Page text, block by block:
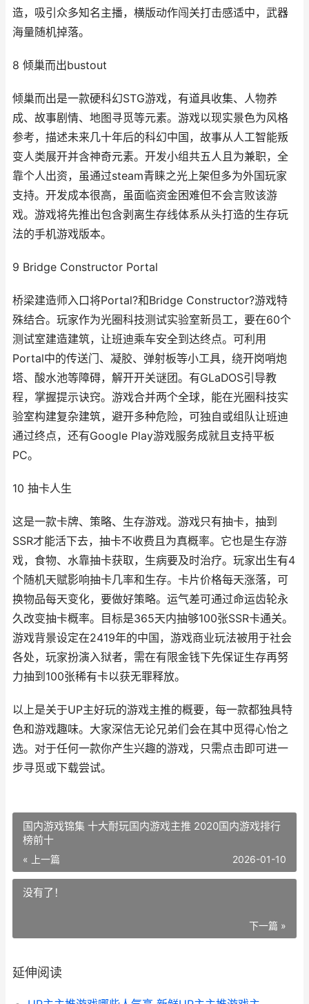
造，吸引众多知名主播，横版动作闯关打击感适中，武器
海量随机掉落。
8 倾巢而出bustout
倾巢而出是一款硬科幻STG游戏，有道具收集、人物养
成、故事剧情、地图寻觅等元素。游戏以现实景色为风格
参考，描述未来几十年后的科幻中国，故事从人工智能叛
变人类展开并含神奇元素。开发小组共五人且为兼职，全
靠个人出资，虽通过steam青睐之光上架但多为外国玩家
支持。开发成本很高，虽面临资金困难但不会言败该游
戏。游戏将先推出包含剥离生存线体系从头打造的生存玩
法的手机游戏版本。
9 Bridge Constructor Portal
桥梁建造师入口将Portal?和Bridge Constructor?游戏特
殊结合。玩家作为光圈科技测试实验室新员工，要在60个
测试室建造建筑，让班迪乘车安全到达终点。可利用
Portal中的传送门、凝胶、弹射板等小工具，绕开岗哨炮
塔、酸水池等障碍，解开开关谜团。有GLaDOS引导教
程，掌握提示诀窍。游戏合并两个全球，能在光圈科技实
验室构建复杂建筑，避开多种危险，可独自或组队让班迪
通过终点，还有Google Play游戏服务成就且支持平板
PC。
10 抽卡人生
这是一款卡牌、策略、生存游戏。游戏只有抽卡，抽到
SSR才能活下去，抽卡不收费且为真概率。它也是生存游
戏，食物、水靠抽卡获取，生病要及时治疗。玩家出生有4
个随机天赋影响抽卡几率和生存。卡片价格每天涨落，可
换物品每天变化，要做好策略。运气差可通过命运齿轮永
久改变抽卡概率。目标是365天内抽够100张SSR卡通关。
游戏背景设定在2419年的中国，游戏商业玩法被用于社会
各处，玩家扮演入狱者，需在有限金钱下先保证生存再努
力抽到100张稀有卡以获无罪释放。
以上是关于UP主好玩的游戏主推的概要，每一款都独具特
色和游戏趣味。大家深信无论兄弟们会在其中觅得心怡之
选。对于任何一款你产生兴趣的游戏，只需点击即可进一
步寻觅或下载尝试。
国内游戏锦集 十大耐玩国内游戏主推 2020国内游戏排行
榜前十
« 上一篇 2026-01-10
没有了！
下一篇 »
延伸阅读